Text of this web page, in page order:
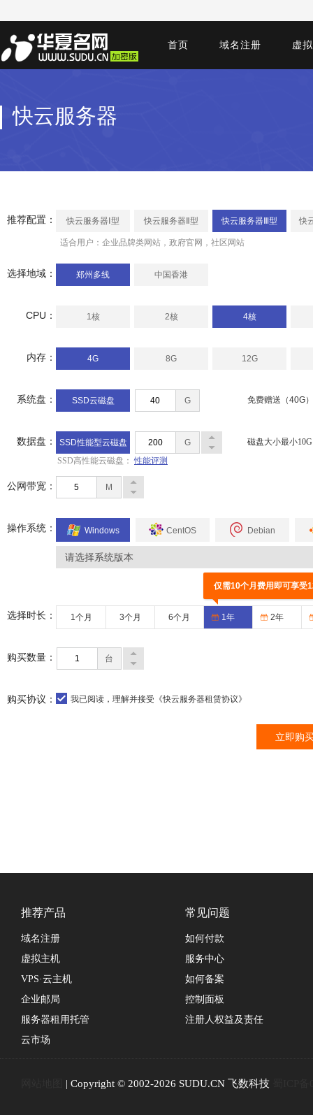
首页 域名注册 虚
快云服务器
推荐配置： 快云服务器Ⅰ型 快云服务器Ⅱ型 快云服务器Ⅲ型 快
适合用户：企业品牌类网站，政府官网，社区网站
选择地域： 郑州多线 中国香港
CPU： 1核 2核 4核
内存： 4G 8G 12G
系统盘： SSD云磁盘 G 免费赠送（40G）
数据盘： SSD性能型云磁盘 G 磁盘大小最小10
SSD高性能云磁盘：性能评测
公网带宽： M
操作系统： Windows CentOS Debian
请选择系统版本
选择时长： 1个月 3个月 6个月 1年 2年
购买数量： 台
购买协议： 我已阅读，理解并接受 《快云服务器租赁协议》
立即购
仅需10个月费用即可享受
推荐产品
域名注册
虚拟主机
VPS·云主机
企业邮局
服务器租用托管
云市场
常见问题
如何付款
服务中心
如何备案
控制面板
注册人权益及责任
| Copyright © 2002-2026 SUDU.CN 飞数科技